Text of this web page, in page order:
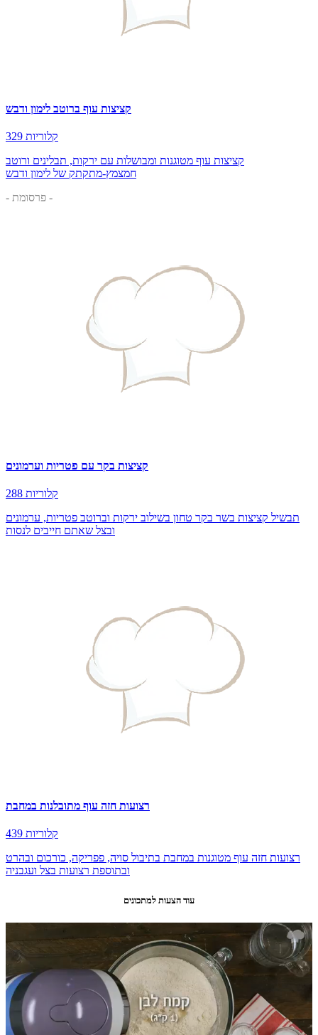
קציצות עוף ברוטב לימון ודבש
329 קלוריות
קציצות עוף מטוגנות ומבושלות עם ירקות, תבלינים ורוטב
חמצמץ-מתקתק של לימון ודבש
- פרסומת -
קציצות בקר עם פטריות וערמונים
288 קלוריות
תבשיל קציצות בשר בקר טחון בשילוב ירקות וברוטב פטריות, ערמונים
ובצל שאתם חייבים לנסות
רצועות חזה עוף מתובלנות במחבת
439 קלוריות
רצועות חזה עוף מטוגנות במחבת בתיבול סויה, פפריקה, כורכום ובהרט
ובתוספת רצועות בצל ועגבניה
עוד הצעות למתכונים